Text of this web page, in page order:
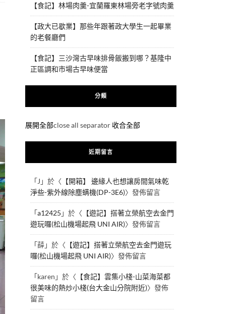
【食記】林場肉羹-宜蘭羅東林場旁老字號肉羹
【政大已歇業】那些年跟著政大學生一起畢業
的老餐廳們
【食記】三沙灣古早味排骨飯搬到哪？基隆中
正區調和市場古早味便當
分類
展開全部close all separator 收合全部
近期留言
「J 」於〈 【開箱】 邊緣人也想讓房間氣味乾
淨些-紫外線除塵螨機(DP-3E6)〉發佈留言
「a12425 」於〈 【遊記】搭著立榮航空去金門
遊玩囉(松山機場起飛 UNI AIR)〉發佈留言
「薛」於〈 【遊記】搭著立榮航空去金門遊玩
囉(松山機場起飛 UNI AIR)〉發佈留言
「karen 」於〈 【食記】雲集小棧-山菜海菜都
很美味的熱炒小棧(台大金山分院附近)〉發佈
留言